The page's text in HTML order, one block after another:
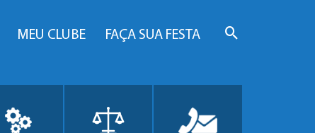
MEU CLUBE FAÇA SUA FESTA